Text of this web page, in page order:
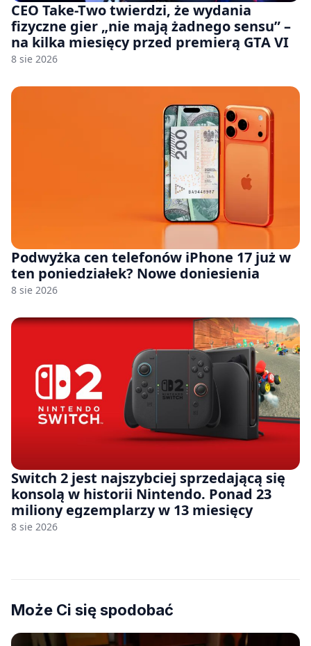
CEO Take-Two twierdzi, że wydania
fizyczne gier „nie mają żadnego sensu” –
na kilka miesięcy przed premierą GTA VI
8 sie 2026
Podwyżka cen telefonów iPhone 17 już w
ten poniedziałek? Nowe doniesienia
8 sie 2026
Switch 2 jest najszybciej sprzedającą się
konsolą w historii Nintendo. Ponad 23
miliony egzemplarzy w 13 miesięcy
8 sie 2026
Może Ci się spodobać